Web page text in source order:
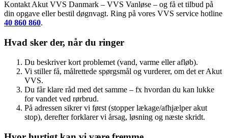
Kontakt Akut VVS Danmark – VVS Vanløse – og få et tilbud på
din opgave eller bestil døgnvagt. Ring på vores VVS service hotline
40 860 860.
Hvad sker der, når du ringer
Du beskriver kort problemet (vand, varme eller afløb).
Vi stiller få, målrettede spørgsmål og vurderer, om det er Akut
VVS.
Du får klare råd med det samme – fx hvordan du kan lukke
for vandet ved rørbrud.
På adressen sikrer vi først (stopper lækage/afhjælper akut
stop), derefter forklarer vi årsag, løsning og næste skridt.